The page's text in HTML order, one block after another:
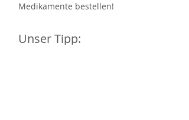
Medikamente bestellen!
Unser Tipp: